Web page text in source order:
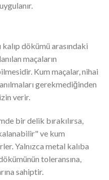
kalıp dökümü arasındaki
maçaların
Kum maçalar, nihai
gerekmediğinden
verir.
bir delik bırakılırsa,
ve kum
Yalnızca metal kalıba
toleransına,
sahiptir.